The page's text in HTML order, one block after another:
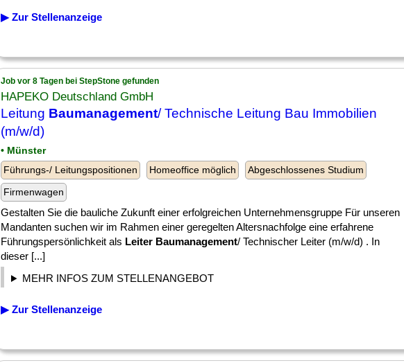
▶ Zur Stellenanzeige
Job vor 8 Tagen bei StepStone gefunden
HAPEKO Deutschland GmbH
Leitung Baumanagement/ Technische Leitung Bau Immobilien
(m/w/d)
• Münster
Führungs-/ Leitungspositionen
Homeoffice möglich
Abgeschlossenes Studium
Firmenwagen
Gestalten Sie die bauliche Zukunft einer erfolgreichen Unternehmensgruppe Für unseren
Mandanten suchen wir im Rahmen einer geregelten Altersnachfolge eine erfahrene
Führungspersönlichkeit als Leiter Baumanagement/ Technischer Leiter (m/w/d) . In
dieser [...]
MEHR INFOS ZUM STELLENANGEBOT
▶ Zur Stellenanzeige